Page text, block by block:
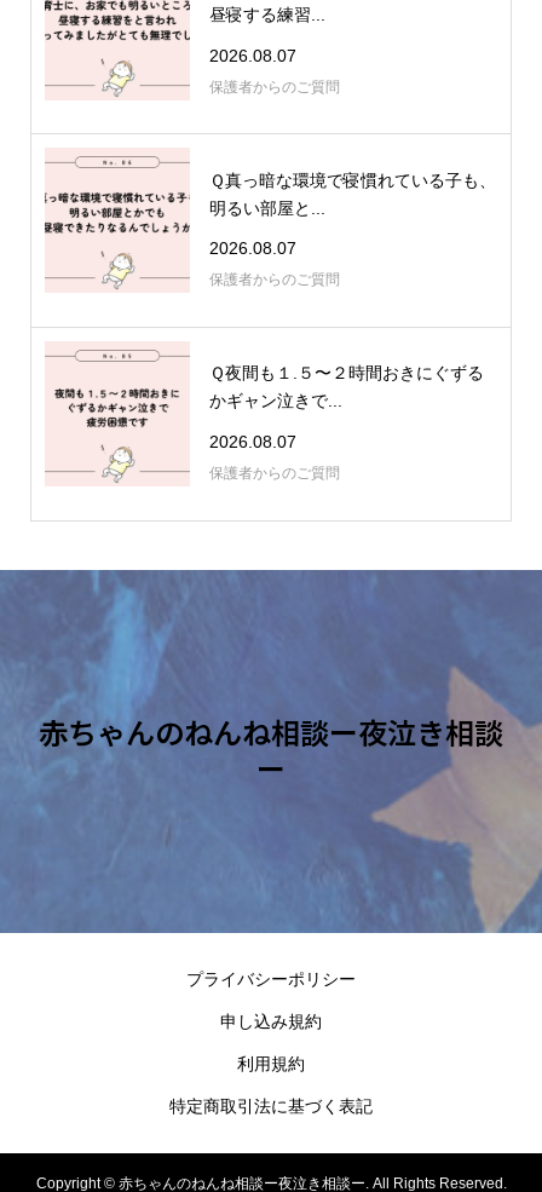
昼寝する練習...
2026.08.07
保護者からのご質問
Ｑ真っ暗な環境で寝慣れている子も、
明るい部屋と...
2026.08.07
保護者からのご質問
Ｑ夜間も１.５〜２時間おきにぐずる
かギャン泣きで...
2026.08.07
保護者からのご質問
赤ちゃんのねんね相談ー夜泣き相談
ー
プライバシーポリシー
申し込み規約
利用規約
特定商取引法に基づく表記
Copyright ©赤ちゃんのねんね相談ー夜泣き相談ー. All Rights Reserved.